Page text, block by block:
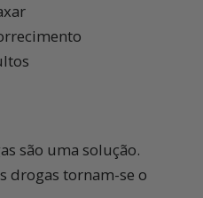
são uma solução.
drogas tornam-se o